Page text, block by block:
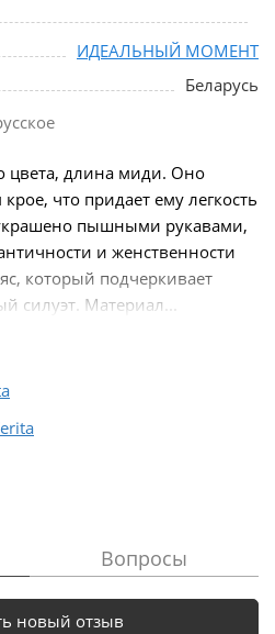
ИДЕАЛЬНЫЙ МОМЕНТ
Беларусь
цвета, длина миди. Оно
что придает ему легкость
пышными рукавами,
и женственности
который подчеркивает
силуэт. Материал...
Вопросы
новый отзыв